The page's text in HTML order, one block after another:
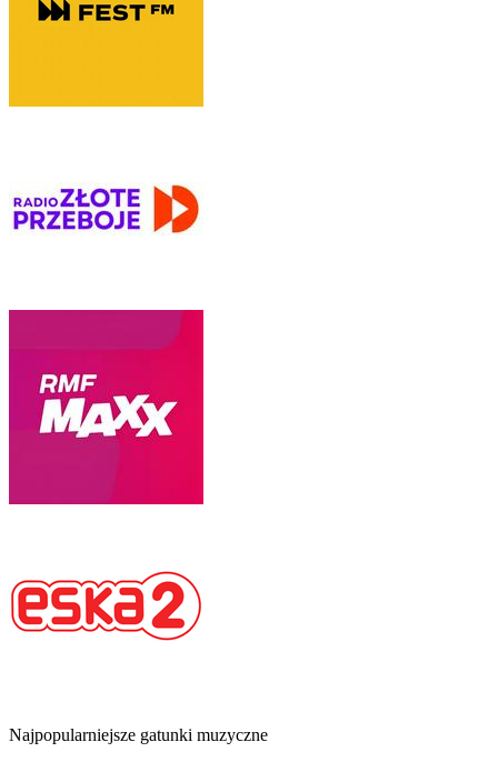
Najpopularniejsze gatunki muzyczne